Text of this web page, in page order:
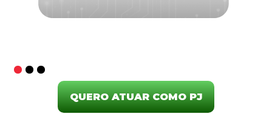
QUERO ATUAR COMO PJ